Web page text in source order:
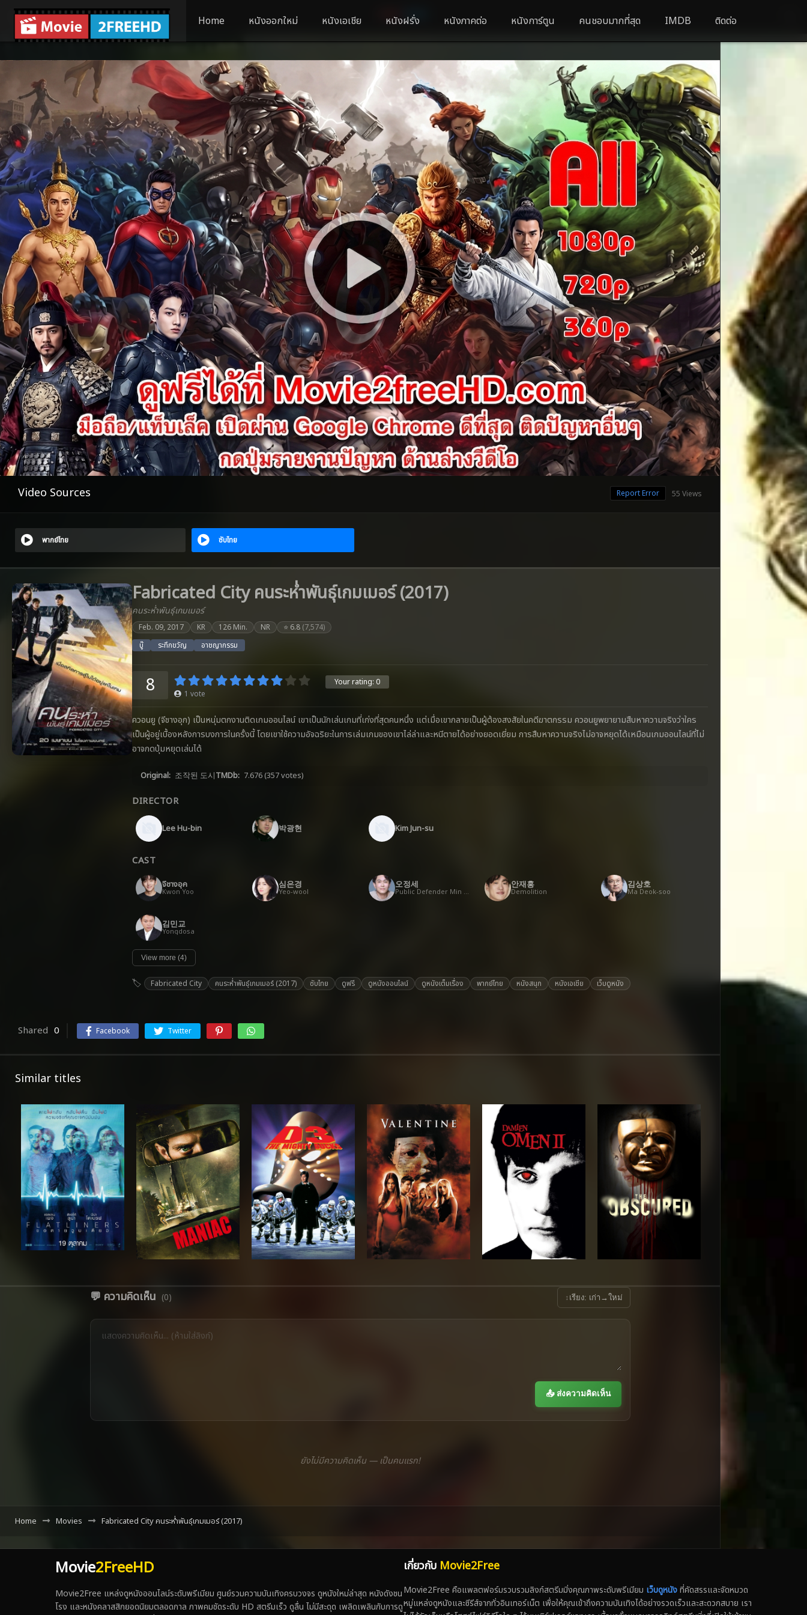
Home หนังออกใหม่ หนังเอเชีย หนังฝรั่ง หนังภาคต่อ หนังการ์ตูน คนชอบมากที่สุด IMDB ติดต่อ
Video Sources 55 Views
Report Error
พากย์ไทย ซับไทย
Fabricated City คนระห่ำพันธุ์เกมเมอร์ (2017)
คนระห่ำพันธุ์เกมเมอร์
Feb. 09, 2017 KR 126 Min. NR ⭐ 6.8 (7,574)
บู๊
ระทึกขวัญ อาชญากรรม
Your rating: 0
8 1 vote
ควอนยู (จีชางอุก) เป็นหนุ่มตกงานติดเกมออนไลน์ เขาเป็นนักเล่นเกมที่เก่งที่สุดคนหนึ่ง แต่เมื่อเขากลายเป็นผู้ต้องสงสัยในคดีฆาตกรรม ควอนยูพยายามสืบหาความจริงว่าใคร
เป็นผู้อยู่เบื้องหลังการบงการในครั้งนี้ โดยเขาใช้ความอัจฉริยะในการเล่มเกมของเขาไล่ล่าและหนีตายได้อย่างยอดเยี่ยม การสืบหาความจริงไม่อาจหยุดได้เหมือนเกมออนไลน์ที่ไม่
อาจกดปุ่มหยุดเล่นได้
Original: 조작된 도시TMDb: 7.676 (357 votes)
DIRECTOR
Lee Hu-bin 박광현 Kim Jun-su
CAST
จีชางอุค
Kwon Yoo
심은경
Yeo-wool
오정세
Public Defender Min Chun-sang
안재홍
Demolition
김상호
Ma Deok-soo
김민교
Yongdosa
View more (4)
Fabricated City คนระห่ำพันธุ์เกมเมอร์ (2017) ซับไทย ดูฟรี ดูหนังออนไลน์ ดูหนังเต็มเรื่อง พากย์ไทย หนังสนุก หนังเอเชีย เว็บดูหนัง
Shared 0 Facebook Twitter
Similar titles
💬 ความคิดเห็น (0) ↕ เรียง: เก่า→ใหม่
📤 ส่งความคิดเห็น
ยังไม่มีความคิดเห็น — เป็นคนแรก!
Home Movies Fabricated City คนระห่ำพันธุ์เกมเมอร์ (2017)
Movie2FreeHD
Movie2Free แหล่งดูหนังออนไลน์ระดับพรีเมียม ศูนย์รวมความบันเทิงครบวงจร ดูหนังใหม่ล่าสุด หนังดังชน
โรง และหนังคลาสสิกยอดนิยมตลอดกาล ภาพคมชัดระดับ HD สตรีมเร็ว ดูลื่น ไม่มีสะดุด เพลิดเพลินกับการดู
เกี่ยวกับ Movie2Free
Movie2Free คือแพลตฟอร์มรวบรวมลิงก์สตรีมมิ่งคุณภาพระดับพรีเมียม เว็บดูหนังที่คัดสรรและจัดหมวด
หมู่แหล่งดูหนังและซีรีส์จากทั่วอินเทอร์เน็ต เพื่อให้คุณเข้าถึงความบันเทิงได้อย่างรวดเร็วและสะดวกสบาย เรา